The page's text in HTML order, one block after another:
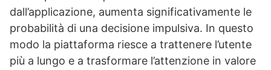
dall’applicazione, aumenta significativamente le
probabilità di una decisione impulsiva. In questo
modo la piattaforma riesce a trattenere l’utente
più a lungo e a trasformare l’attenzione in valore